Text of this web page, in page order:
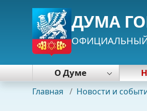
ДУМА
О Думе
Деятельность Думы
Главная / Новости и